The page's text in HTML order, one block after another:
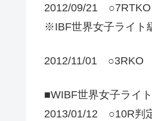
2012/09/21
※IBF世界女子ライト
2012/11/01 ○3RKO
■WIBF世界女子ライ
2013/01/12 ○10R判